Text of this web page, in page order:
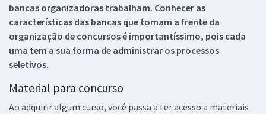
bancas organizadoras trabalham. Conhecer as
características das bancas que tomam a frente da
organização de concursos é importantíssimo, pois cada
uma tem a sua forma de administrar os processos
seletivos.
Material para concurso
Ao adquirir algum curso, você passa a ter acesso a materiais